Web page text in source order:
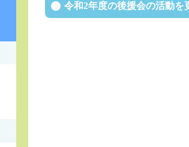
令和2年度の後援会の活動を